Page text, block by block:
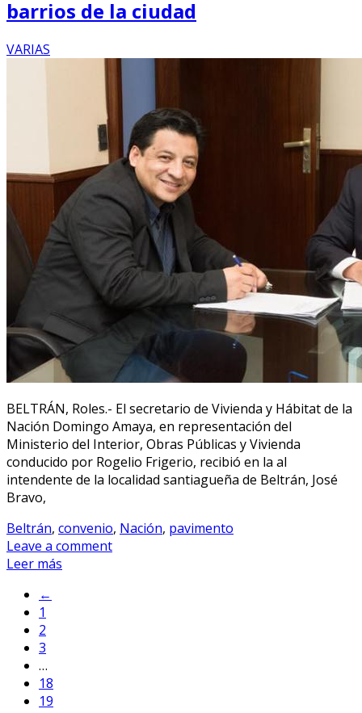
barrios de la ciudad
VARIAS
BELTRÁN, Roles.- El secretario de Vivienda y Hábitat de la
Nación Domingo Amaya, en representación del
Ministerio del Interior, Obras Públicas y Vivienda
conducido por Rogelio Frigerio, recibió en la al
intendente de la localidad santiagueña de Beltrán, José
Bravo,
Beltrán, convenio, Nación, pavimento
Leave a comment
Leer más
←
1
2
3
…
18
19